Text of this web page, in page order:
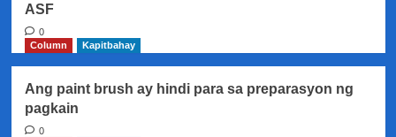
ASF
0
Column
Kapitbahay
Ang paint brush ay hindi para sa preparasyon ng
pagkain
0